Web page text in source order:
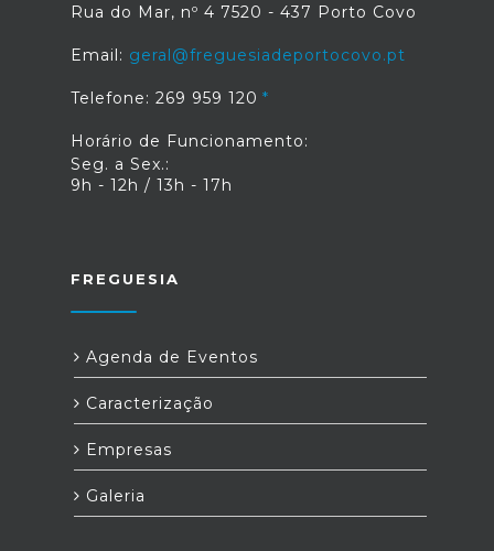
Rua do Mar, nº 4 7520 - 437 Porto Covo
Email: geral@freguesiadeportocovo.pt
Telefone: 269 959 120
Horário de Funcionamento:
Seg. a Sex.:
9h - 12h / 13h - 17h
FREGUESIA
Agenda de Eventos
Caracterização
Empresas
Galeria